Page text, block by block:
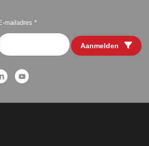
mailadres *
Aanmelden